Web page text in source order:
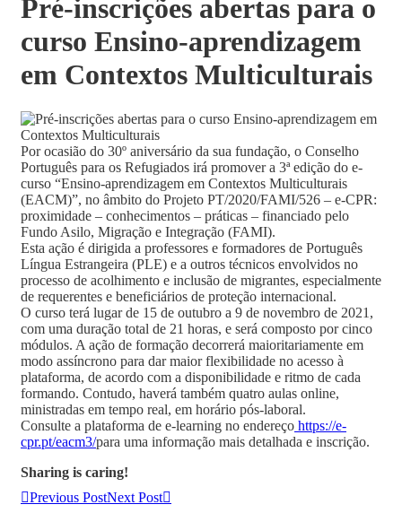
Pré-inscrições abertas para o
curso Ensino-aprendizagem
em Contextos Multiculturais
Por ocasião do 30º aniversário da sua fundação, o Conselho
Português para os Refugiados irá promover a 3ª edição do e-
curso “Ensino-aprendizagem em Contextos Multiculturais
(EACM)”, no âmbito do Projeto PT/2020/FAMI/526 – e-CPR:
proximidade – conhecimentos – práticas – financiado pelo
Fundo Asilo, Migração e Integração (FAMI).
Esta ação é dirigida a professores e formadores de Português
Língua Estrangeira (PLE) e a outros técnicos envolvidos no
processo de acolhimento e inclusão de migrantes, especialmente
de requerentes e beneficiários de proteção internacional.
O curso terá lugar de 15 de outubro a 9 de novembro de 2021,
com uma duração total de 21 horas, e será composto por cinco
módulos. A ação de formação decorrerá maioritariamente em
modo assíncrono para dar maior flexibilidade no acesso à
plataforma, de acordo com a disponibilidade e ritmo de cada
formando. Contudo, haverá também quatro aulas online,
ministradas em tempo real, em horário pós-laboral.
Consulte a plataforma de e-learning no endereço https://e-
cpr.pt/eacm3/para uma informação mais detalhada e inscrição.
Sharing is caring!
Previous PostNext Post